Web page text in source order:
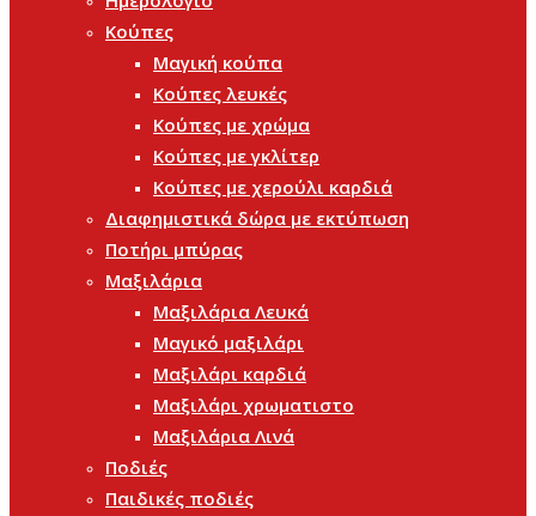
Κούπες
Μαγική κούπα
Κούπες λευκές
Κούπες με χρώμα
Κούπες με γκλίτερ
Κούπες με χερούλι καρδιά
Διαφημιστικά δώρα με εκτύπωση
Ποτήρι μπύρας
Μαξιλάρια
Μαξιλάρια Λευκά
Μαγικό μαξιλάρι
Μαξιλάρι καρδιά
Μαξιλάρι χρωματιστο
Μαξιλάρια Λινά
Ποδιές
Παιδικές ποδιές